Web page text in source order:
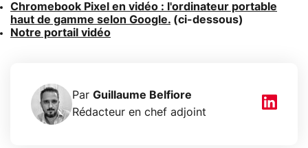
Chromebook Pixel en vidéo : l'ordinateur portable
haut de gamme selon Google. (ci-dessous)
Notre portail vidéo
Par Guillaume Belfiore
Rédacteur en chef adjoint